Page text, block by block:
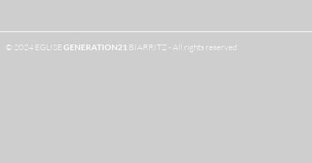
© 2024 EGLISE GENERATION21 BIARRITZ - All rights reserved